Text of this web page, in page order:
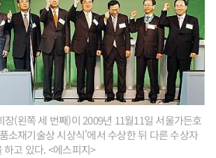
장(왼쪽 세 번째)이 2009년 11월11일 서울가든호
소재기술상 시상식'에서 수상한 뒤 다른 수상자
고 있다. <에스피지>